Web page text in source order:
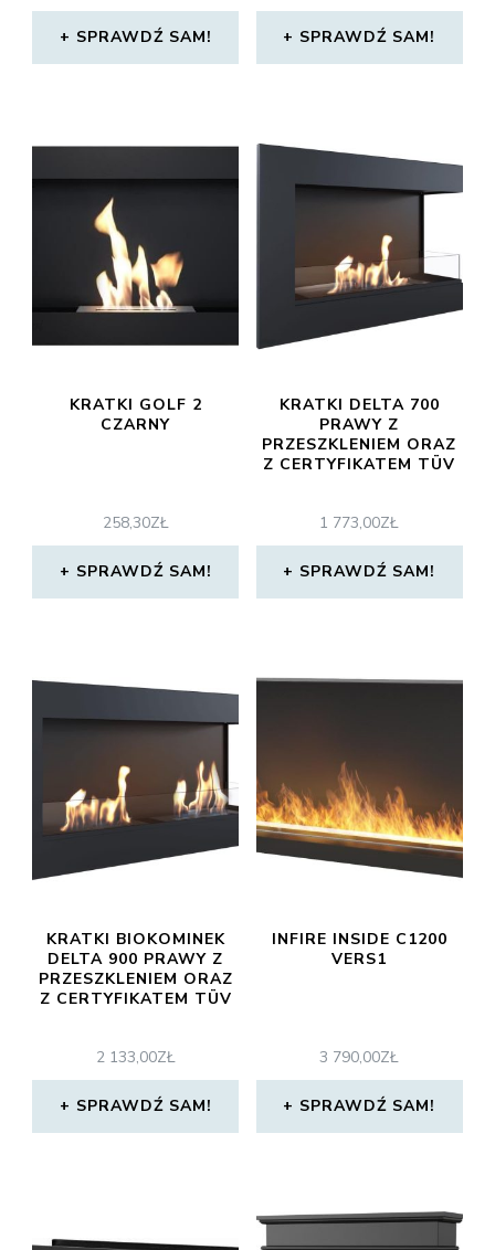
SPRAWDŹ SAM! SPRAWDŹ SAM!
KRATKI GOLF 2
CZARNY
258,30ZŁ
SPRAWDŹ SAM!
KRATKI DELTA 700
PRAWY Z
PRZESZKLENIEM ORAZ
Z CERTYFIKATEM TÜV
1 773,00ZŁ
SPRAWDŹ SAM!
KRATKI BIOKOMINEK
DELTA 900 PRAWY Z
PRZESZKLENIEM ORAZ
Z CERTYFIKATEM TÜV
2 133,00ZŁ
SPRAWDŹ SAM!
INFIRE INSIDE C1200
VERS1
3 790,00ZŁ
SPRAWDŹ SAM!